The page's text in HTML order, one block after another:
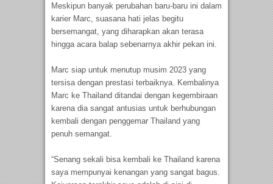
Meskipun banyak perubahan baru-baru ini dalam
karier Marc, suasana hati jelas begitu
bersemangat, yang diharapkan akan terasa
hingga acara balap sebenarnya akhir pekan ini.
Marc siap untuk menutup musim 2023 yang
tersisa dengan prestasi terbaiknya. Kembalinya
Marc ke Thailand ditandai dengan kegembiraan
karena dia sangat antusias untuk berhubungan
kembali dengan penggemar Thailand yang
penuh semangat.
“Senang sekali bisa kembali ke Thailand karena
saya mempunyai kenangan yang sangat bagus.